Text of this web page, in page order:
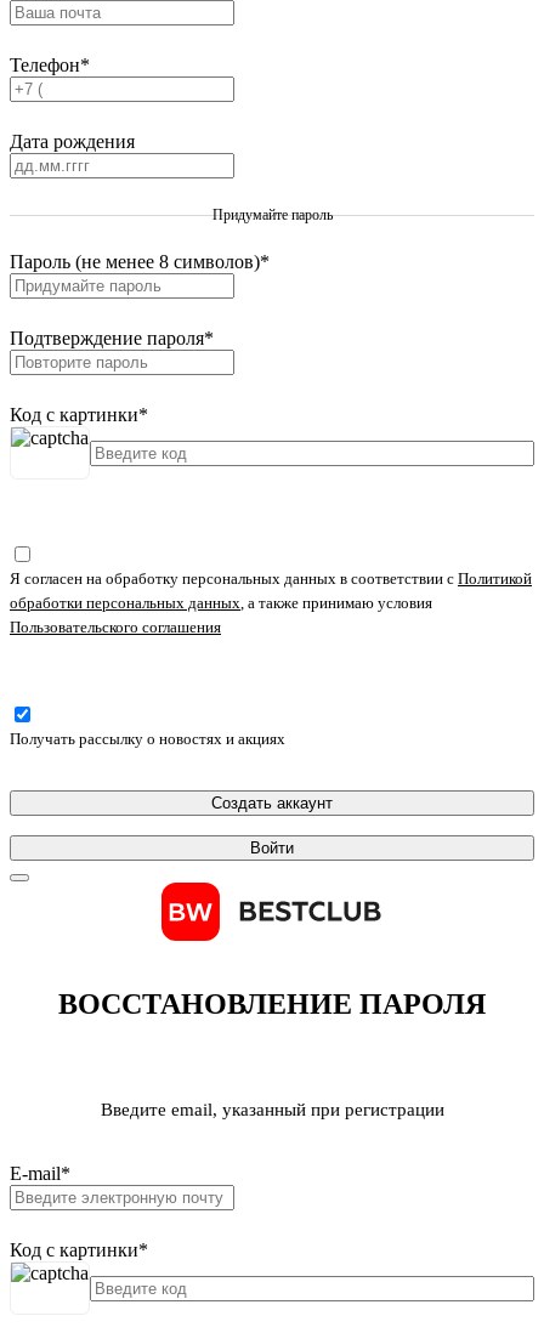
Телефон*
Дата рождения
Придумайте пароль
Пароль (не менее 8 символов)*
Подтверждение пароля*
Код с картинки*
Я согласен на обработку персональных данных в соответствии с Политикой
обработки персональных данных, а также принимаю условия
Пользовательского соглашения
Получать рассылку о новостях и акциях
Создать аккаунт
Войти
ВОССТАНОВЛЕНИЕ ПАРОЛЯ
Введите email, указанный при регистрации
E-mail*
Код с картинки*